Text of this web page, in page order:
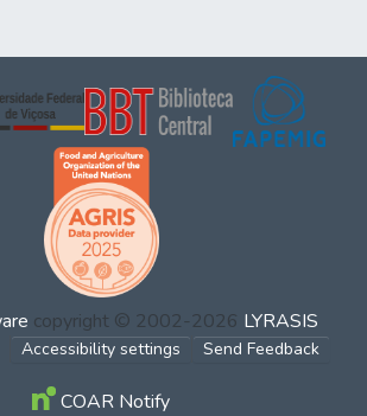
copyright © 2002-2026 LYRASIS
Accessibility settings Send Feedback
COAR Notify